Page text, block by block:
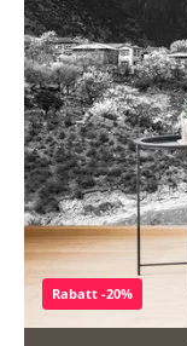
Rabatt -20%